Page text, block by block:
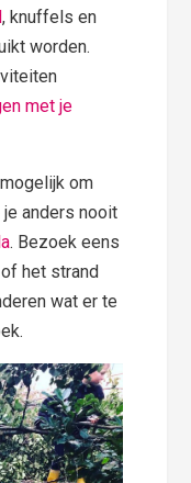
, knuffels en
worden.
met je
om
anders nooit
. Bezoek eens
het strand
wat er te